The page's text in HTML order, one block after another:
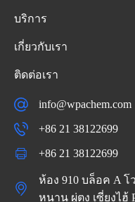
บริการ
เกี่ยวกับเรา
ติดต่อเรา
info@wpachem.com
+86 21 38122699
+86 21 38122699
ห้อง 910 บล็อค A โ
หนาน ผู่ตง เซี่ยงไฮ้